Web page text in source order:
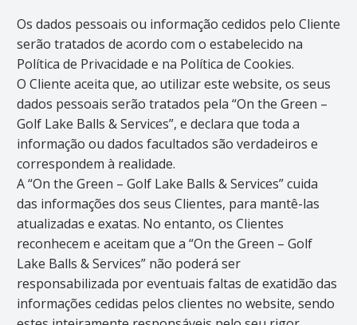
Os dados pessoais ou informação cedidos pelo Cliente
serão tratados de acordo com o estabelecido na
Política de Privacidade e na Política de Cookies.
O Cliente aceita que, ao utilizar este website, os seus
dados pessoais serão tratados pela “On the Green –
Golf Lake Balls & Services”, e declara que toda a
informação ou dados facultados são verdadeiros e
correspondem à realidade.
A “On the Green – Golf Lake Balls & Services” cuida
das informações dos seus Clientes, para mantê-las
atualizadas e exatas. No entanto, os Clientes
reconhecem e aceitam que a “On the Green – Golf
Lake Balls & Services” não poderá ser
responsabilizada por eventuais faltas de exatidão das
informações cedidas pelos clientes no website, sendo